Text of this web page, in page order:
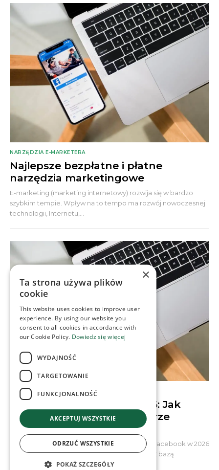
NARZĘDZIA E-MARKETERA
Najlepsze bezpłatne i płatne
narzędzia marketingowe
E-marketing (marketing internetowy) rozwija się w bardzo
szybkim tempie. Wpływ na to tempo ma rozwój nowoczesnej
technologii, Internetu,...
CONTENT & SOCIAL MEDIA
Algorytmy Facebooka 2026: Jak
budować społeczności w erze
Quality Reset
Wbrew wielokrotnym prognozom o schyłku, Facebook w 2026
roku udowadnia swoją niezwykłą żywotność. Z bazą
przekraczającą 3,07 miliarda aktywnych...
×
Ta strona używa plików
cookie
This website uses cookies to improve user
experience. By using our website you
consent to all cookies in accordance with
our Cookie Policy. Dowiedz się więcej
WYDAJNOŚĆ
TARGETOWANIE
FUNKCJONALNOŚĆ
AKCEPTUJ WSZYSTKIE
ODRZUĆ WSZYSTKIE
POKAŻ SZCZEGÓŁY